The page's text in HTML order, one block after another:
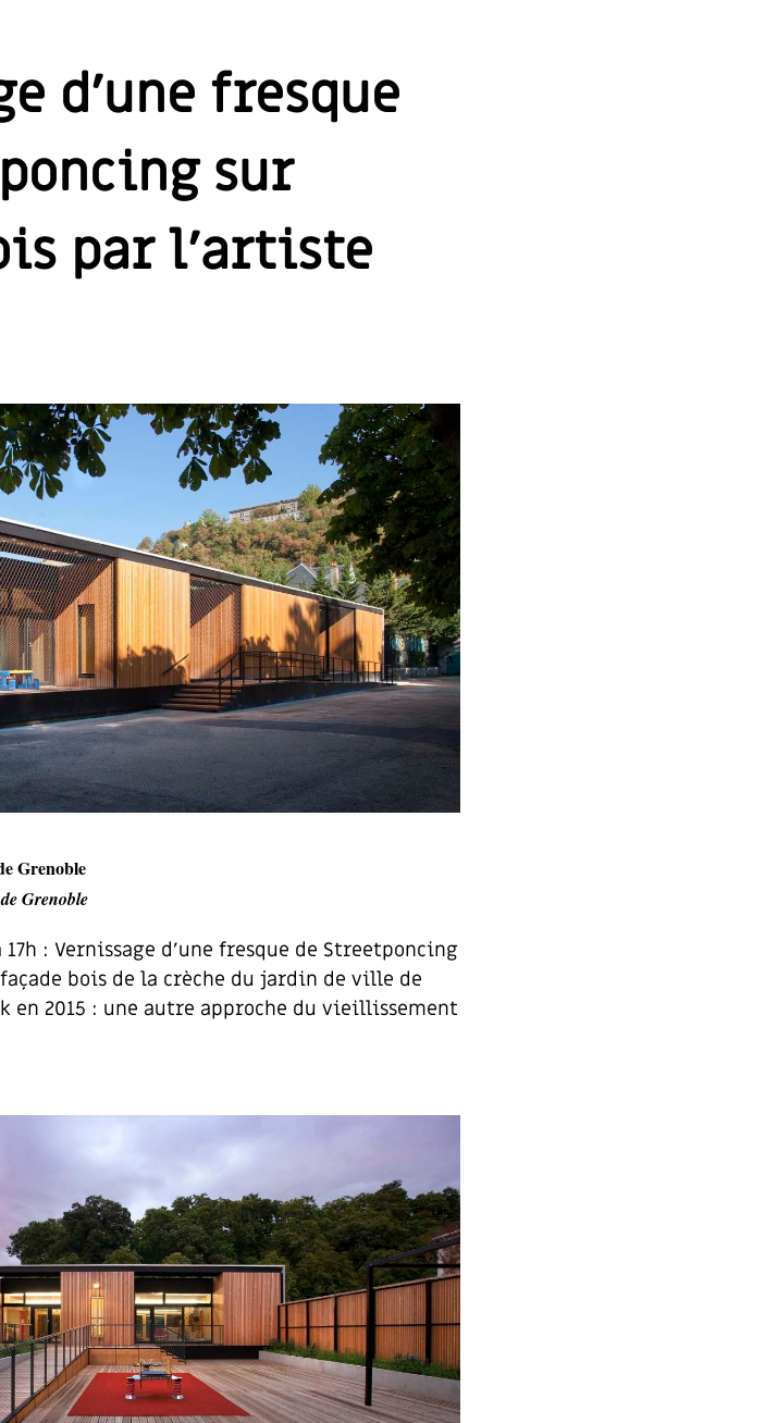
d’une fresque
sur
par l’artiste
Grenoble
Grenoble
: Vernissage d’une fresque de Streetponcing
façade bois de la crèche du jardin de ville de
en 2015 : une autre approche du vieillissement